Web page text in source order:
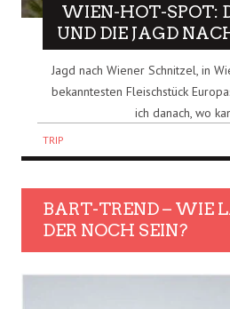
WIEN-HOT-SPOT:
UND DIE JAGD
Jagd nach Wiener Schnitzel, in
bekanntesten Fleischstück
ich danach, wo
TRIP
BART-TREND – WIE
DER NOCH SEIN?